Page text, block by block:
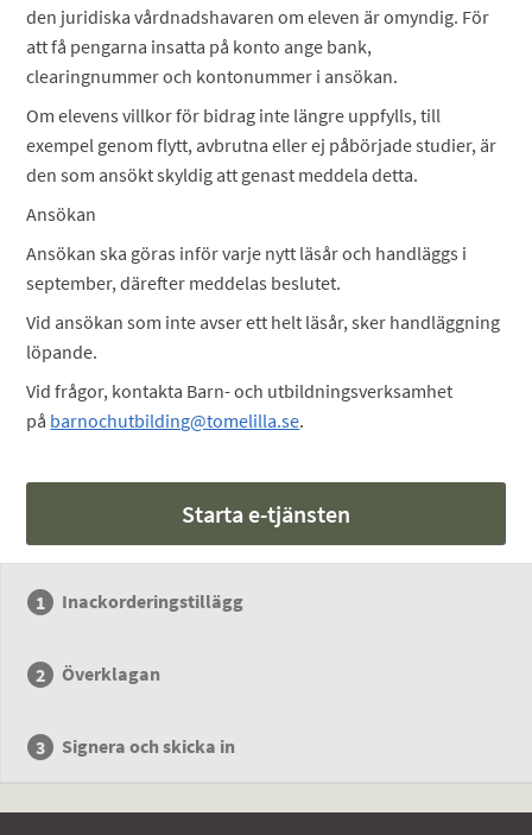
den juridiska vårdnadshavaren om eleven är omyndig. För
att få pengarna insatta på konto ange bank,
clearingnummer och kontonummer i ansökan.
Om elevens villkor för bidrag inte längre uppfylls, till
exempel genom flytt, avbrutna eller ej påbörjade studier, är
den som ansökt skyldig att genast meddela detta.
Ansökan
Ansökan ska göras inför varje nytt läsår och handläggs i
september, därefter meddelas beslutet.
Vid ansökan som inte avser ett helt läsår, sker handläggning
löpande.
Vid frågor, kontakta Barn- och utbildningsverksamhet
på barnochutbilding@tomelilla.se.
Starta e-tjänsten
Inackorderingstillägg
Överklagan
Signera och skicka in